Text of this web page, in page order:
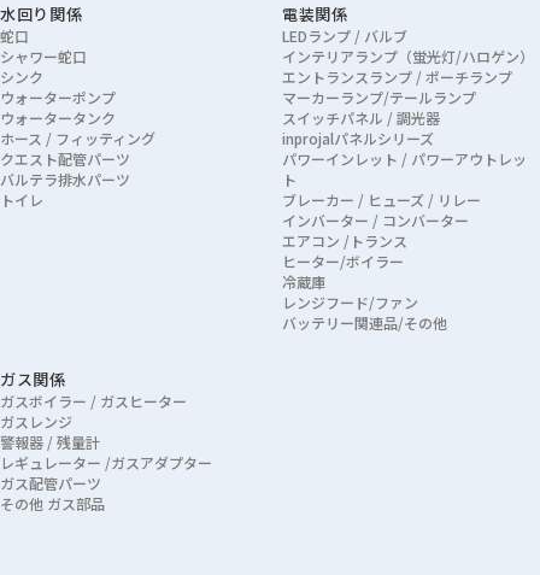
水回り関係
蛇口
シャワー蛇口
シンク
ウォーターポンプ
ウォータータンク
ホース / フィッティング
クエスト配管パーツ
バルテラ排水パーツ
トイレ
電装関係
LEDランプ / バルブ
インテリアランプ（蛍光灯/ハロゲン）
エントランスランプ / ポーチランプ
マーカーランプ/テールランプ
スイッチパネル / 調光器
inprojalパネルシリーズ
パワーインレット / パワーアウトレッ
ト
ブレーカー / ヒューズ / リレー
インバーター / コンバーター
エアコン /トランス
ヒーター/ボイラー
冷蔵庫
レンジフード/ファン
バッテリー関連品/その他
ガス関係
ガスボイラー / ガスヒーター
ガスレンジ
警報器 / 残量計
レギュレーター /ガスアダプター
ガス配管パーツ
その他 ガス部品